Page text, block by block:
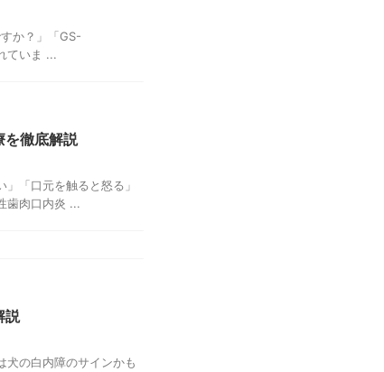
か？」「GS-
ていま ...
を徹底解説
「口元を触ると怒る」
歯肉口内炎 ...
説
の白内障のサインかも